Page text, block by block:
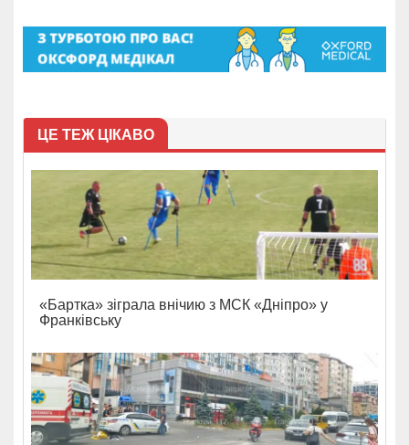
ЦЕ ТЕЖ ЦІКАВО
«Бартка» зіграла внічию з МСК «Дніпро» у
Франківську